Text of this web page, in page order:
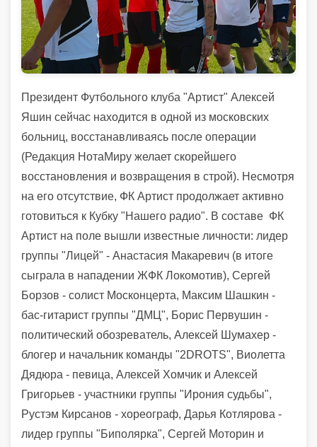
Президент Футбольного клуба "Артист" Алексей
Яшин сейчас находится в одной из московских
больниц, восстанавливаясь после операции
(Редакция НотаМиру желает скорейшего
восстановления и возвращения в строй). Несмотря
на его отсутствие, ФК Артист продолжает активно
готовиться к Кубку "Нашего радио". В составе ФК
Артист на поле вышли известные личности: лидер
группы "Лицей" - Анастасия Макаревич (в итоге
сыграла в нападении ЖФК Локомотив), Сергей
Борзов - солист Москонцерта, Максим Шашкин -
бас-гитарист группы "ДМЦ", Борис Первушин -
политический обозреватель, Алексей Шумахер -
блогер и начальник команды "2DROTS", Виолетта
Дядюра - певица, Алексей Хомчик и Алексей
Григорьев - участники группы "Ирония судьбы",
Рустэм Кирсанов - хореограф, Дарья Котлярова -
лидер группы "Биполярка", Сергей Моторин и